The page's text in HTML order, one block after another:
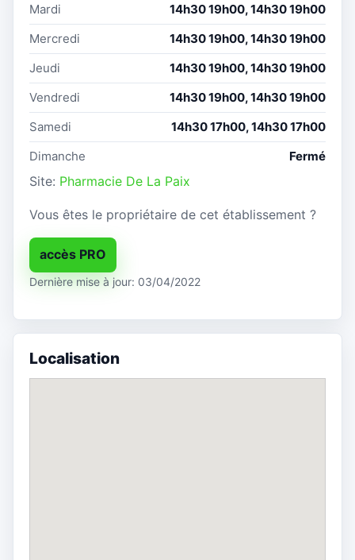
Mardi
14h30 19h00, 14h30 19h00
Mercredi
14h30 19h00, 14h30 19h00
Jeudi
14h30 19h00, 14h30 19h00
Vendredi
14h30 19h00, 14h30 19h00
Samedi
14h30 17h00, 14h30 17h00
Dimanche
Fermé
Site: Pharmacie De La Paix
Vous êtes le propriétaire de cet établissement ?
accès PRO
Dernière mise à jour: 03/04/2022
Localisation